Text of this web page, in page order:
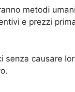
metodi
e prezzi
senza causare